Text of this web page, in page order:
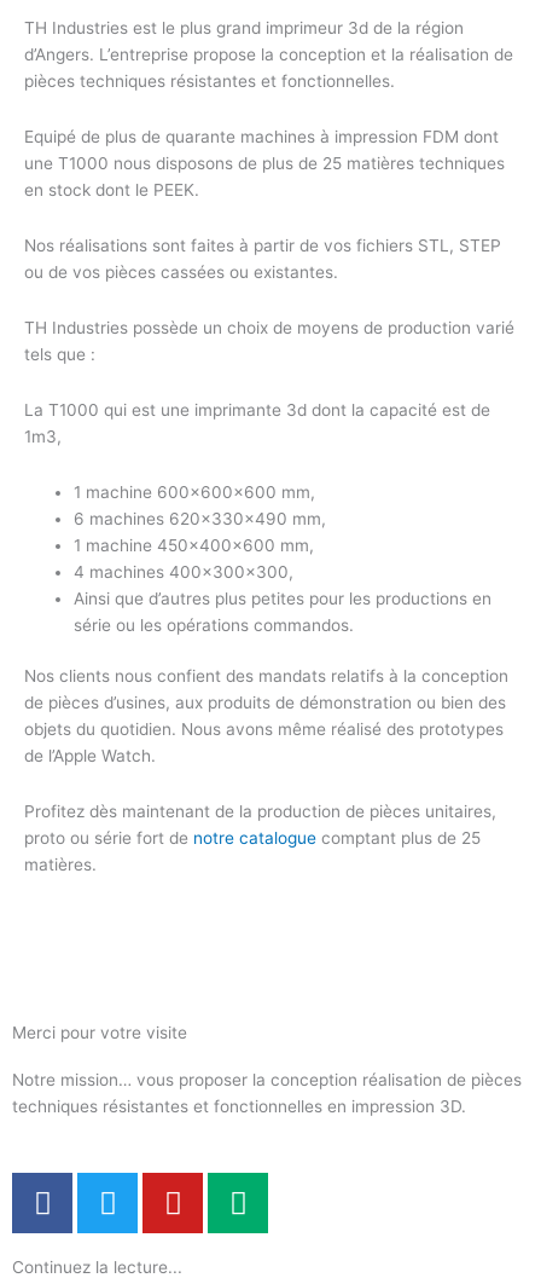
TH Industries est le plus grand imprimeur 3d de la région
d’Angers. L’entreprise propose la conception et la réalisation de
pièces techniques résistantes et fonctionnelles.
Equipé de plus de quarante machines à impression FDM dont
une T1000 nous disposons de plus de 25 matières techniques
en stock dont le PEEK.
Nos réalisations sont faites à partir de vos fichiers STL, STEP
ou de vos pièces cassées ou existantes.
TH Industries possède un choix de moyens de production varié
tels que :
La T1000 qui est une imprimante 3d dont la capacité est de
1m3,
1 machine 600x600x600 mm,
6 machines 620x330x490 mm,
1 machine 450x400x600 mm,
4 machines 400x300x300,
Ainsi que d’autres plus petites pour les productions en
série ou les opérations commandos.
Nos clients nous confient des mandats relatifs à la conception
de pièces d’usines, aux produits de démonstration ou bien des
objets du quotidien. Nous avons même réalisé des prototypes
de l’Apple Watch.
Profitez dès maintenant de la production de pièces unitaires,
proto ou série fort de notre catalogue comptant plus de 25
matières.
Merci pour votre visite
Notre mission… vous proposer la conception réalisation de pièces
techniques résistantes et fonctionnelles en impression 3D.
F
a
T
w
Y
o
M
e
Continuez la lecture...